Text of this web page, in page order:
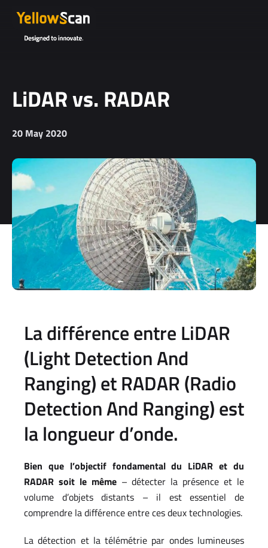
LiDAR vs. RADAR
20 May 2020
La différence entre LiDAR
(Light Detection And
Ranging) et RADAR (Radio
Detection And Ranging) est
la longueur d’onde.
Bien que l’objectif fondamental du LiDAR et du
RADAR soit le même– détecter la présence et le
volume d’objets distants – il est essentiel de
comprendre la différence entre ces deux technologies.
La détection et la télémétrie par ondes lumineuses